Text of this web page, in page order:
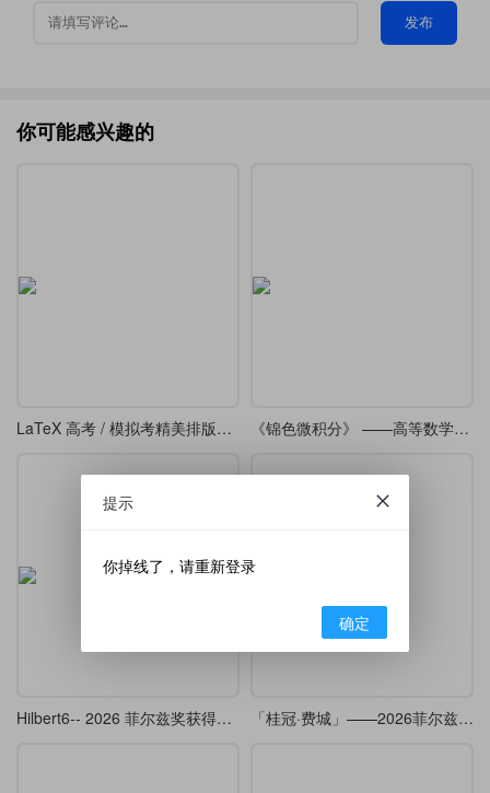
发布
你可能感兴趣的
LaTeX 高考 / 模拟考精美排版模板 《锦色微积分》 ——高等数学课堂笔记·炫彩版
Hilbert6-- 2026 菲尔兹奖获得者邓煜学术报告的 beamer （复刻 ） 「桂冠·费城」——2026菲尔兹奖Beamer主题
提示
你掉线了，请重新登录
确定